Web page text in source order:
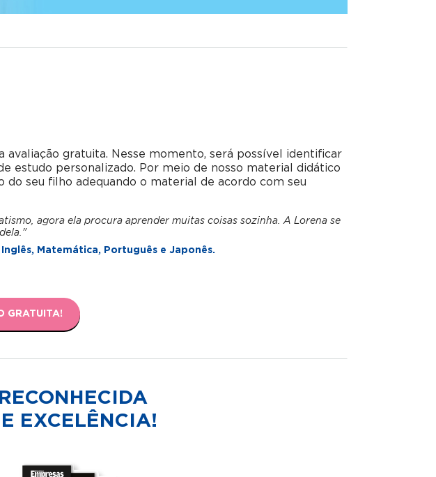
gratuita. Nesse momento, será possível identificar
estudo personalizado. Por meio de nosso material didático
seu filho adequando o material de acordo com seu
agora ela procura aprender muitas coisas sozinha. A Lorena se
Matemática, Português e Japonês.
GRATUITA!
EXCELÊNCIA!